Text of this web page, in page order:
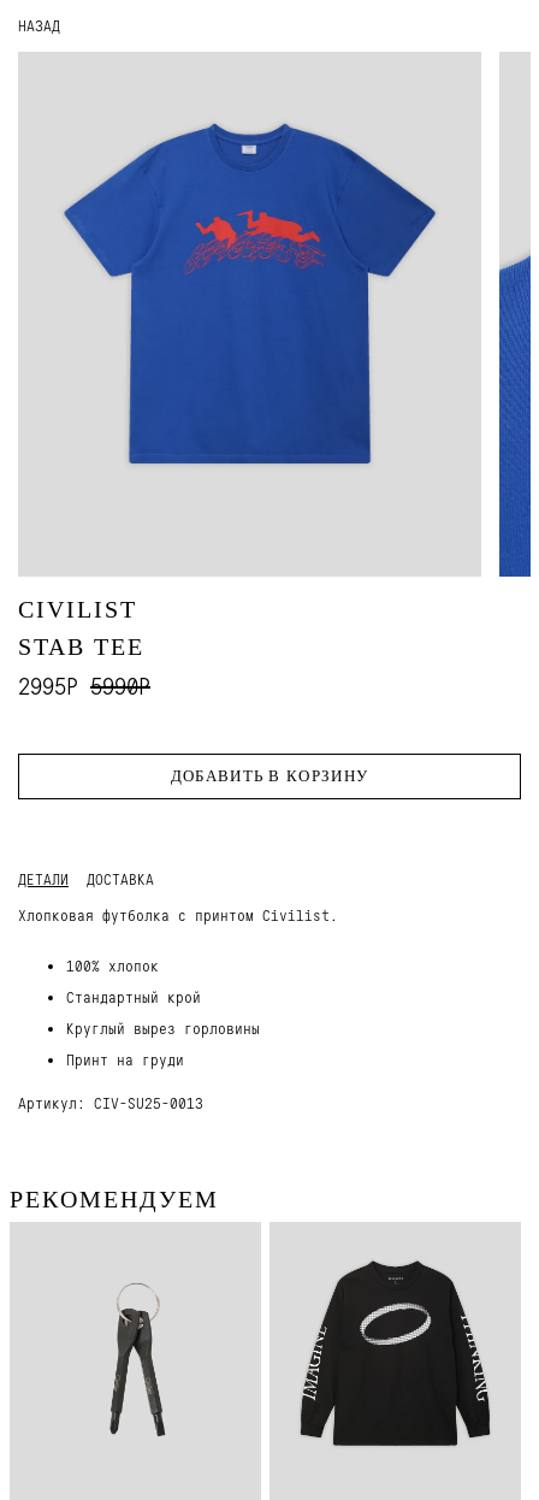
НАЗАД
CIVILIST
STAB TEE
2995Р 5990Р
ДОБАВИТЬ В КОРЗИНУ
ДЕТАЛИ
ДОСТАВКА
Хлопковая футболка с принтом Civilist.
100% хлопок
Стандартный крой
Круглый вырез горловины
Принт на груди
Артикул: CIV-SU25-0013
РЕКОМЕНДУЕМ